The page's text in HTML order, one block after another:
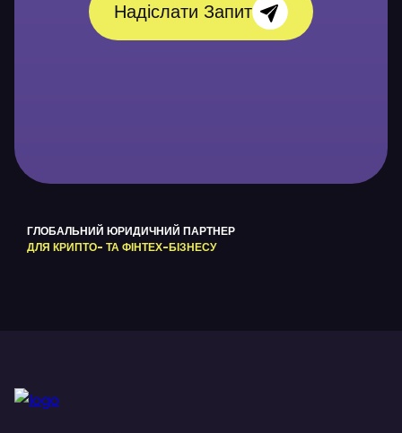
ГЛОБАЛЬНИЙ ЮРИДИЧНИЙ ПАРТНЕР
ДЛЯ КРИПТО- ТА ФІНТЕХ-БІЗНЕСУ
Надіслати Запит